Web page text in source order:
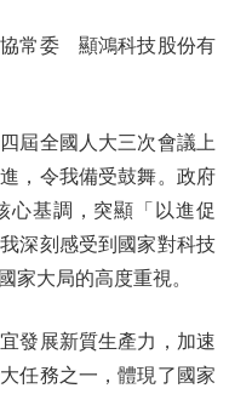
常委 顯鴻科技股份有
全國人大三次會議上
，令我備受鼓舞。政府
心基調，突顯「以進促
深刻感受到國家對科技
家大局的高度重視。
展新質生產力，加速
任務之一，體現了國家